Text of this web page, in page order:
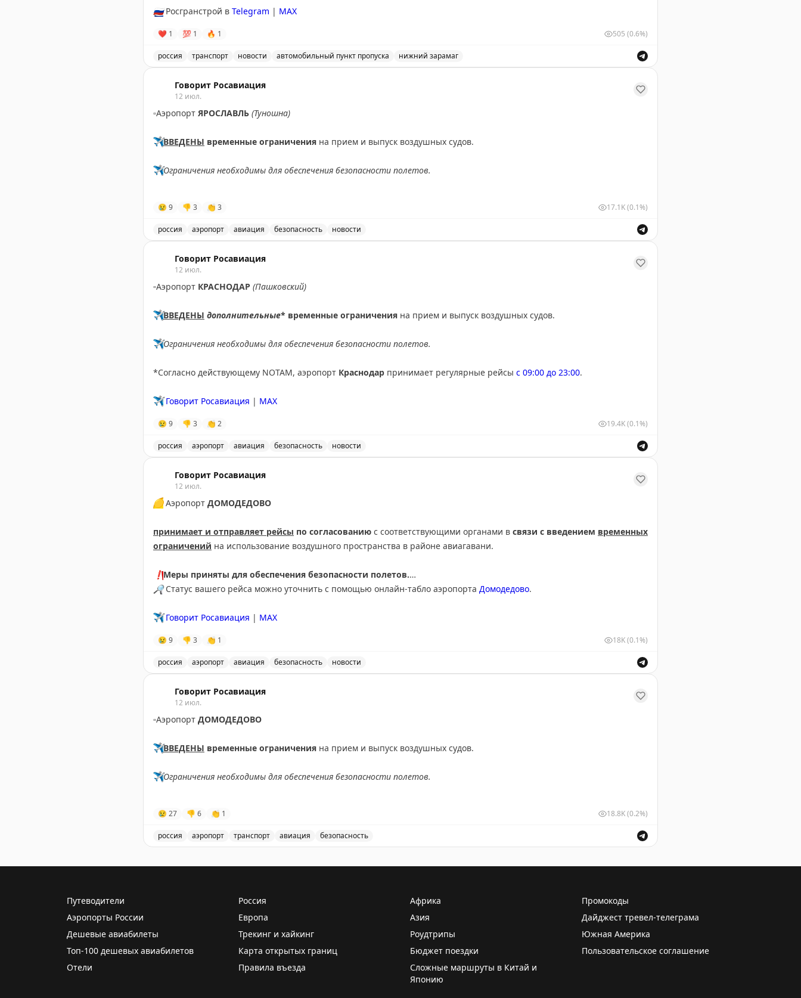
🇷🇺Росгранстрой в Telegram | MAX
❤ 1 💯 1 🔥 1 505 (0.6%)
россия транспорт новости автомобильный пункт пропуска нижний зарамаг
Говорит Росавиация
12 июл.
▫️Аэропорт ЯРОСЛАВЛЬ (Туношна)
✈️ВВЕДЕНЫ временные ограничения на прием и выпуск воздушных судов.
✈️Ограничения необходимы для обеспечения безопасности полетов.
😢 9 👎 3 👏 3 17.1K(0.1%)
россия аэропорт авиация безопасность новости
Говорит Росавиация
12 июл.
▫️Аэропорт КРАСНОДАР (Пашковский)
✈️ВВЕДЕНЫ дополнительные* временные ограничения на прием и выпуск воздушных судов.
✈️Ограничения необходимы для обеспечения безопасности полетов.
*Согласно действующему NOTAM, аэропорт Краснодар принимает регулярные рейсы с 09:00 до 23:00.
✈️ Говорит Росавиация | MAX
😢 9 👎 3 👏 2 19.4K(0.1%)
россия аэропорт авиация безопасность новости
Говорит Росавиация
12 июл.
🟡Аэропорт ДОМОДЕДОВО
принимает и отправляет рейсы по согласованию с соответствующими органами в связи с введением временных
ограничений на использование воздушного пространства в районе авиагавани.
❗️Меры приняты для обеспечения безопасности полетов.
🔎Статус вашего рейса можно уточнить с помощью онлайн-табло аэропорта Домодедово.
✈️ Говорит Росавиация | МАХ
😢 9 👎 3 👏 1 18K(0.1%)
россия аэропорт авиация безопасность новости
Говорит Росавиация
12 июл.
▫️Аэропорт ДОМОДЕДОВО
✈️ВВЕДЕНЫ временные ограничения на прием и выпуск воздушных судов.
✈️Ограничения необходимы для обеспечения безопасности полетов.
😢 27 👎 6 👏 1 18.8K(0.2%)
россия аэропорт транспорт авиация безопасность
Путеводители Россия Африка
Промокоды
Аэропорты России
Европа Азия
Дайджест тревел-телеграма
Дешевые авиабилеты
Трекинг и хайкинг Роудтрипы
Южная Америка
Топ-100 дешевых авиабилетов
Карта открытых границ Бюджет поездки
Пользовательское соглашение
Отели
Правила въезда
Сложные маршруты в Китай и
Японию